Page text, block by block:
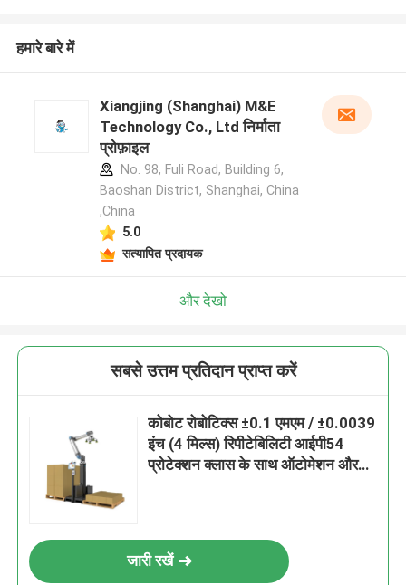
हमारे बारे में
Xiangjing (Shanghai) M&E
Technology Co., Ltd निर्माता
प्रोफ़ाइल
No. 98, Fuli Road, Building 6,
Baoshan District, Shanghai, China
,China
5.0
सत्यापित प्रदायक
और देखो
सबसे उत्तम प्रतिदान प्राप्त करें
कोबोट रोबोटिक्स ±0.1 एमएम / ±0.0039
इंच (4 मिल्स) रिपीटेबिलिटी आईपी54
प्रोटेक्शन क्लास के साथ ऑटोमेशन और
जारी रखें